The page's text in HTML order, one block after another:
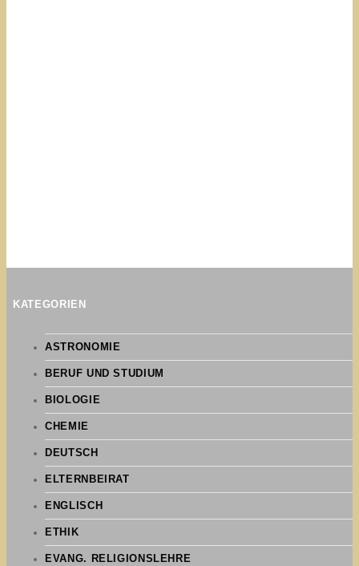
KATEGORIEN
ASTRONOMIE
BERUF UND STUDIUM
BIOLOGIE
CHEMIE
DEUTSCH
ELTERNBEIRAT
ENGLISCH
ETHIK
EVANG. RELIGIONSLEHRE